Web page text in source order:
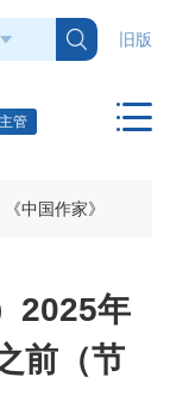
旧版
管
《中国作家》
2025年
前（节